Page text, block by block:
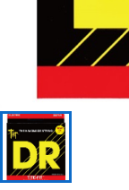
アンプ
DJ機器